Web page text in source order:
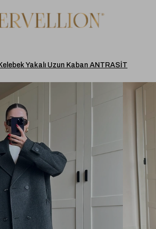
Yakalı Uzun Kaban ANTRASİT